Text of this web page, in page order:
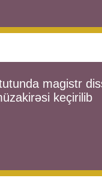
magistr
keçirilib